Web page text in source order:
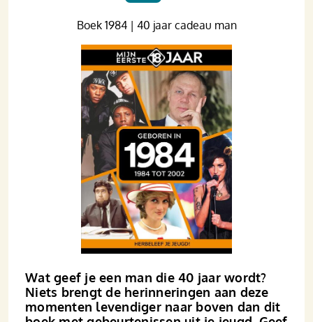
Wat geef je een man die 40 jaar wordt?
Niets brengt de herinneringen aan deze
momenten levendiger naar boven dan dit
Boek 1984 | 40 jaar cadeau man